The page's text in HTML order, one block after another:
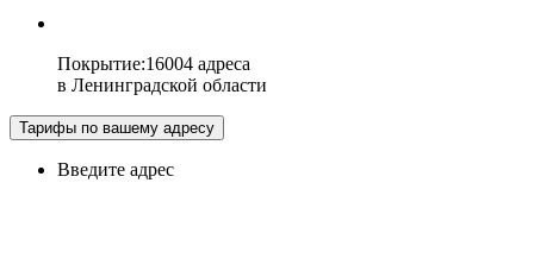
Покрытие:16004 адреса
в Ленинградской области
Тарифы по вашему адресу
Введите адрес